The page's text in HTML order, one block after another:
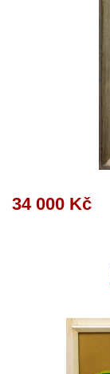
34 000 Kč